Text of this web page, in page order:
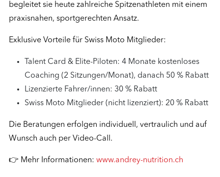
begleitet sie heute zahlreiche Spitzenathleten mit einem
praxisnahen, sportgerechten Ansatz.
Exklusive Vorteile für Swiss Moto Mitglieder:
Talent Card & Elite-Piloten: 4 Monate kostenloses
Coaching (2 Sitzungen/Monat), danach 50 % Rabatt
Lizenzierte Fahrer/innen: 30 % Rabatt
Swiss Moto Mitglieder (nicht lizenziert): 20 % Rabatt
Die Beratungen erfolgen individuell, vertraulich und auf
Wunsch auch per Video-Call.
👉 Mehr Informationen: www.andrey-nutrition.ch